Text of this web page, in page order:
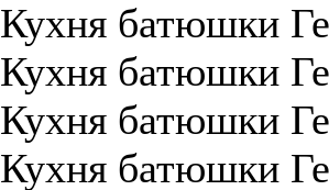
Кухня батюшки
Кухня батюшки
Кухня батюшки
Кухня батюшки